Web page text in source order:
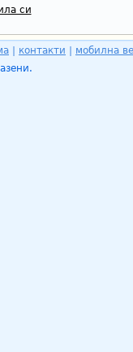
си
контакти
мобилна